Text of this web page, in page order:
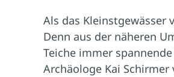
Als das Kleinstgewässer
Denn aus der näheren
Teiche immer
Archäologe Kai